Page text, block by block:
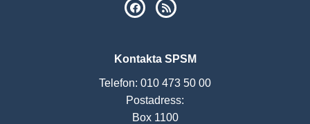
SPSM på Facebook
Kontakta SPSM
Telefon: 010 473 50 00
Postadress:
Box 1100